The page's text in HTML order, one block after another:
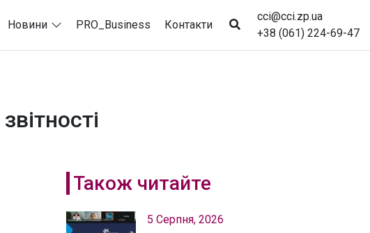
Новини PRO_Business Контакти
cci@cci.zp.ua
+38 (061) 224-69-47
Також читайте
5 Серпня, 2026